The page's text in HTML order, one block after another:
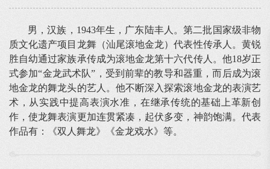
男，汉族，1943年生，广东陆丰人。第二批国家级非物
质文化遗产项目龙舞（汕尾滚地金龙）代表性传承人。黄锐
胜自幼通过家族承传成为滚地金龙第十六代传人。他18岁正
式参加“金龙武术队”，受到前辈的教导和器重，而后成为滚
地金龙的舞龙头的艺人。他不断深入探索滚地金龙的表演艺
术，从实践中提高表演水准，在继承传统的基础上革新创
作，使龙舞表演更加连贯紧凑，起伏多变，神韵饱满。代表
作品有：《双人舞龙》《金龙戏水》等。